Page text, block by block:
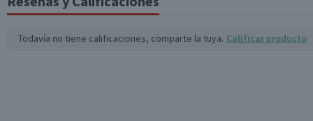
Todavía no tiene calificaciones, comparte la tuya. Calificar producto